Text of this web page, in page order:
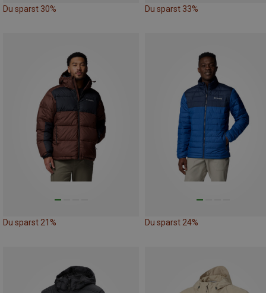
Du sparst 30% Du sparst 33%
Du sparst 21% Du sparst 24%